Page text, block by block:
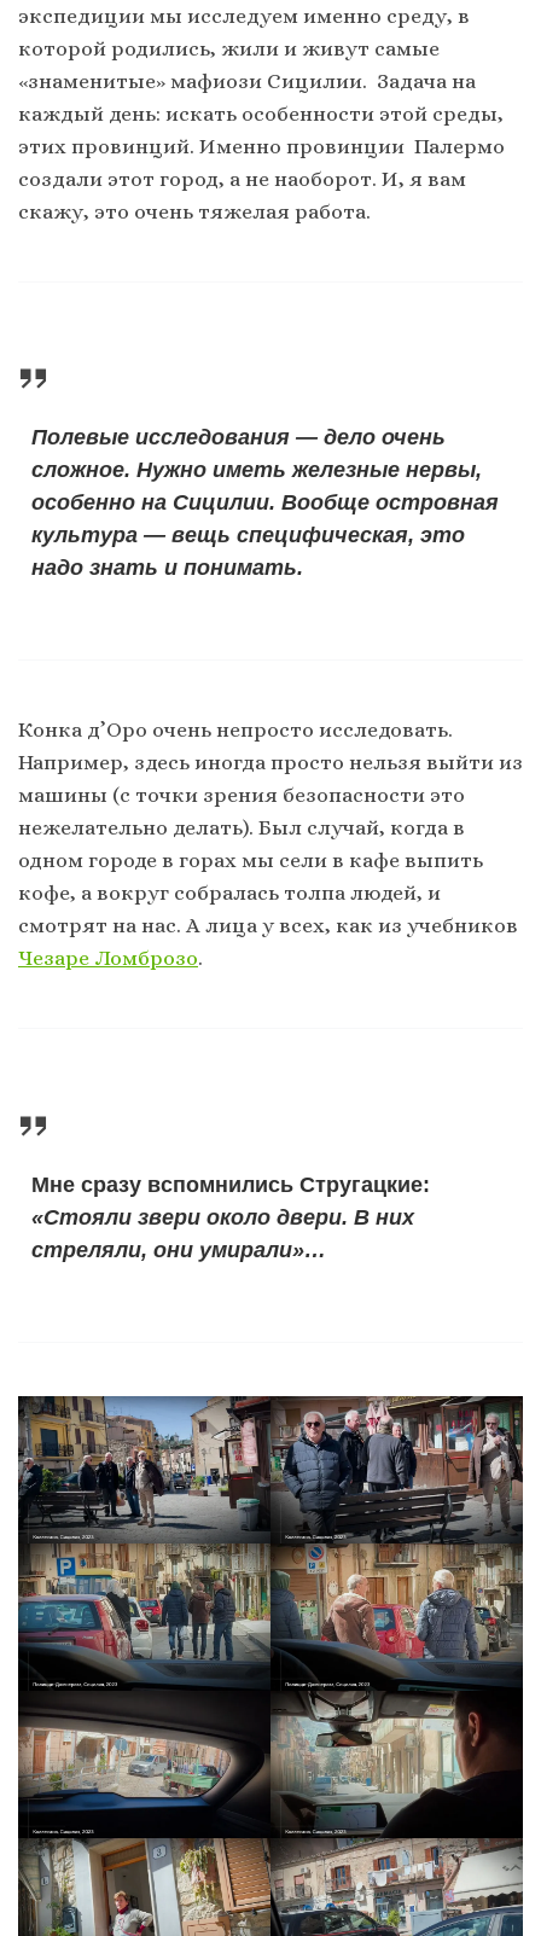
экспедиции мы исследуем именно среду, в
которой родились, жили и живут самые
«знаменитые» мафиози Сицилии. Задача на
каждый день: искать особенности этой среды,
этих провинций. Именно провинции Палермо
создали этот город, а не наоборот. И, я вам
скажу, это очень тяжелая работа.
Полевые исследования — дело очень
сложное. Нужно иметь железные нервы,
особенно на Сицилии. Вообще островная
культура — вещь специфическая, это
надо знать и понимать.
Конка д’Оро очень непросто исследовать.
Например, здесь иногда просто нельзя выйти из
машины (с точки зрения безопасности это
нежелательно делать). Был случай, когда в
одном городе в горах мы сели в кафе выпить
кофе, а вокруг собралась толпа людей, и
смотрят на нас. А лица у всех, как из учебников
Чезаре Ломброзо.
Мне сразу вспомнились Стругацкие:
«Стояли звери около двери. В них
стреляли, они умирали»…